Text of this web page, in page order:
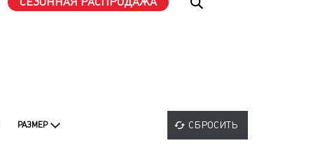
РАЗМЕР СБРОСИТЬ